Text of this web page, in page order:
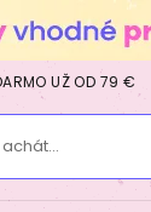
UŽ OD 79 €